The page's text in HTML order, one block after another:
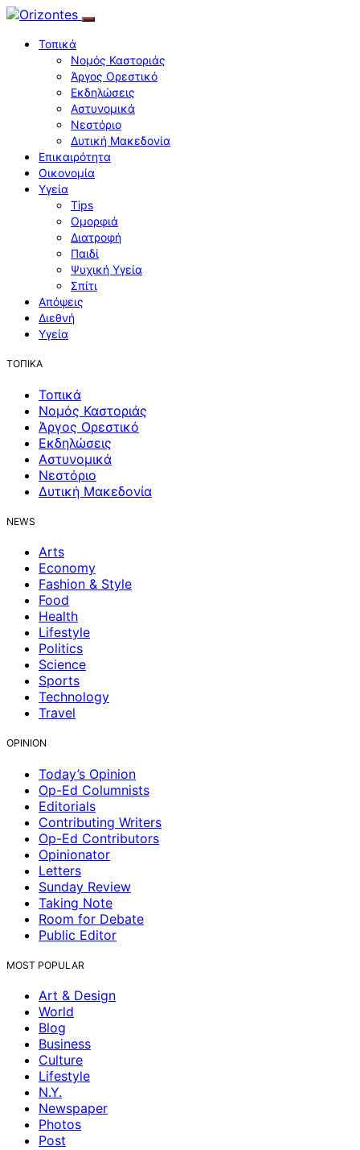
Τοπικά
Νομός Καστοριάς
Άργος Ορεστικό
Εκδηλώσεις
Αστυνομικά
Νεστόριο
Δυτική Μακεδονία
Επικαιρότητα
Οικονομία
Υγεία
Tips
Ομορφιά
Διατροφή
Παιδί
Ψυχική Υγεία
Σπίτι
Απόψεις
Διεθνή
Υγεία
ΤΟΠΙΚΑ
Τοπικά
Νομός Καστοριάς
Άργος Ορεστικό
Εκδηλώσεις
Αστυνομικά
Νεστόριο
Δυτική Μακεδονία
NEWS
Arts
Economy
Fashion & Style
Food
Health
Lifestyle
Politics
Science
Sports
Technology
Travel
OPINION
Today’s Opinion
Op-Ed Columnists
Editorials
Contributing Writers
Op-Ed Contributors
Opinionator
Letters
Sunday Review
Taking Note
Room for Debate
Public Editor
MOST POPULAR
Art & Design
World
Blog
Business
Culture
Lifestyle
N.Y.
Newspaper
Photos
Post